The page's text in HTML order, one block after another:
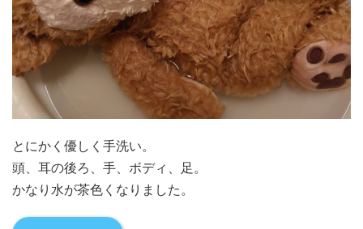
とにかく優しく手洗い。
頭、耳の後ろ、手、ボディ、足。
かなり水が茶色くなりました。